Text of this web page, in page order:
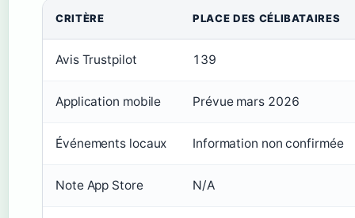
CRITÈRE PLACE DES CÉLIBATAIRES
Avis Trustpilot 139
Application mobile Prévue mars 2026
Événements locaux Information non confirmée
Note App Store N/A